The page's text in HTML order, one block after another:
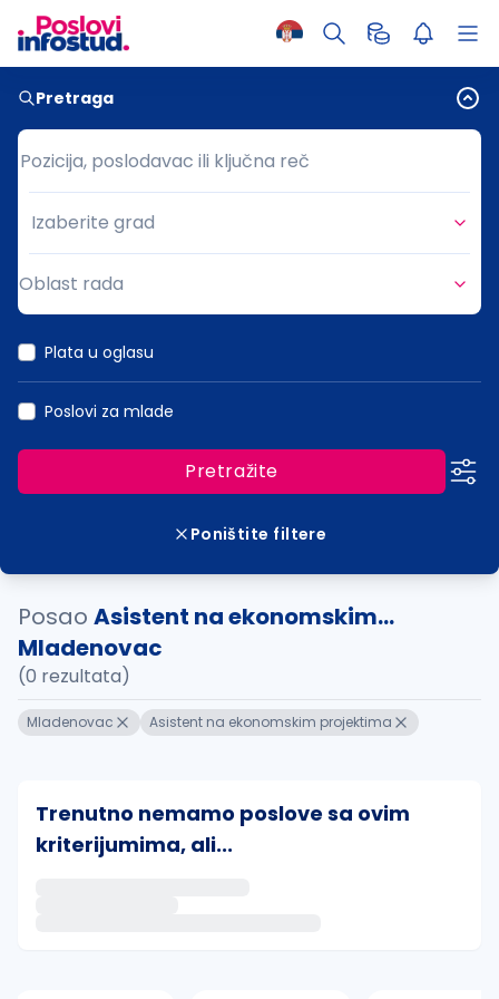
Pretraga
Pozicija, poslodavac ili ključna reč
Pozicija, poslodavac ili ključna reč
Grad
Izaberite grad
Oblast rada
Plata u oglasu
Poslovi za mlade
Pretražite
Poništite filtere
Posao Asistent na ekonomskim...
Mladenovac
(0 rezultata)
Mladenovac Asistent na ekonomskim projektima
Trenutno nemamo poslove sa ovim
kriterijumima, ali...